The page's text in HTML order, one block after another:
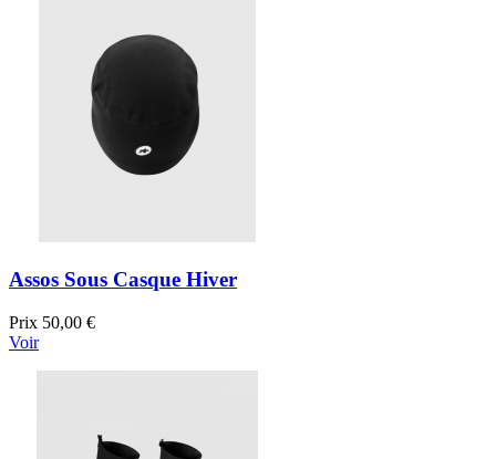
Assos Sous Casque Hiver
Prix 50,00 €
Voir